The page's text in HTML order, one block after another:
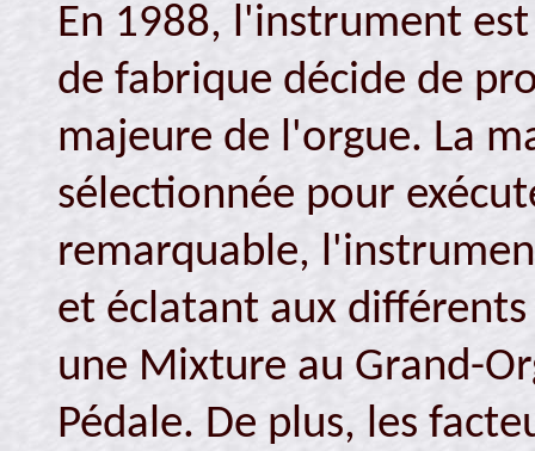
En 1988, l'instrument
de fabrique décide de
majeure de l'orgue. La
sélectionnée pour
remarquable,
et éclatant aux
une Mixture au Grand-
Pédale. De plus, les